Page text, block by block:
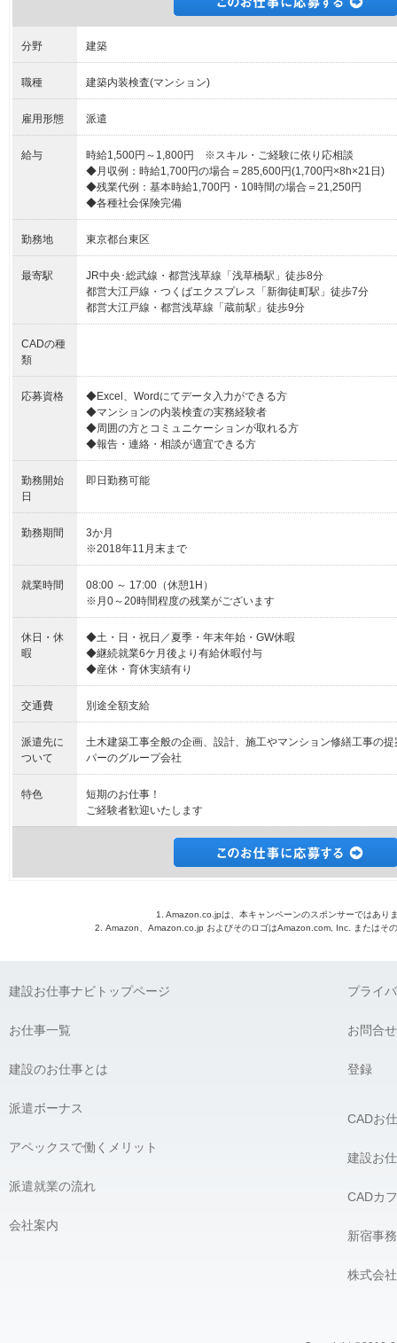
分野 建築
職種 建築内装検査(マンション)
雇用形態 派遣
給与
時給1,500円～1,800円 ※スキル・ご経験に依り応相談
◆月収例：時給1,700円の場合＝285,600円(1,700円×8h×21日)
◆残業代例：基本時給1,700円・10時間の場合＝21,250円
◆各種社会保険完備
勤務地 東京都台東区
最寄駅
JR中央･総武線・都営浅草線「浅草橋駅」徒歩8分
都営大江戸線・つくばエクスプレス「新御徒町駅」徒歩7分
都営大江戸線・都営浅草線「蔵前駅」徒歩9分
CADの種
類
応募資格
◆Excel、Wordにてデータ入力ができる方
◆マンションの内装検査の実務経験者
◆周囲の方とコミュニケーションが取れる方
◆報告・連絡・相談が適宜できる方
勤務開始
日
即日勤務可能
勤務期間
3か月
※2018年11月末まで
就業時間
08:00 ～ 17:00（休憩1H）
※月0～20時間程度の残業がございます
休日・休
暇
◆土・日・祝日／夏季・年末年始・GW休暇
◆継続就業6ケ月後より有給休暇付与
◆産休・育休実績有り
交通費 別途全額支給
派遣先に
ついて
土木建築工事全般の企画、設計、施工やマンション修繕工事の
パーのグループ会社
特色
短期のお仕事！
ご経験者歓迎いたします
1. Amazon.co.jpは、本キャンペーンのスポンサーではあり
2. Amazon、Amazon.co.jp およびそのロゴはAmazon.com, Inc. またはそ
建設お仕事ナビトップページ
お仕事一覧
建設のお仕事とは
派遣ボーナス
アペックスで働くメリット
派遣就業の流れ
会社案内
プライ
お問合せ
登録
CADお
建設お
CADカ
新宿事
株式会